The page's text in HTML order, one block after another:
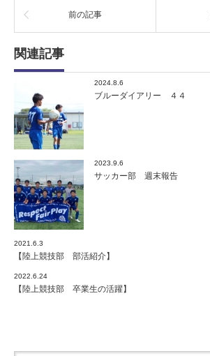
前の記事
関連記事
2024.8.6
ブルーダイアリー ４４
2023.9.6
サッカー部 週末報告
2021.6.3
【陸上競技部 部活紹介】
2022.6.24
【陸上競技部 卒業生の活躍】